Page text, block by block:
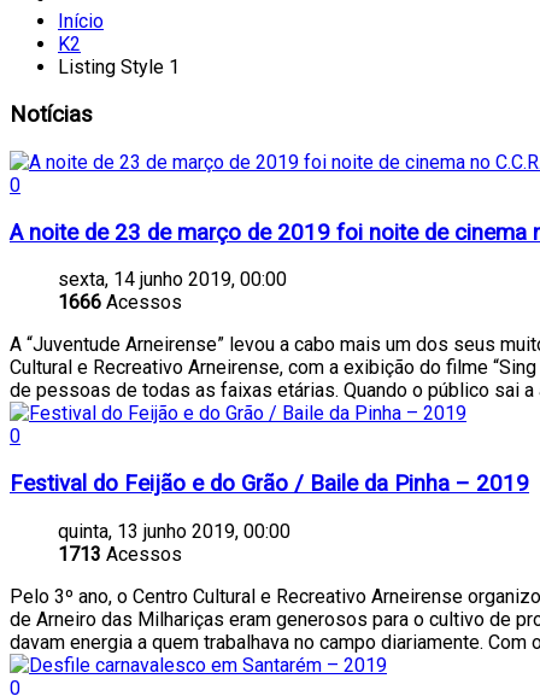
Início
K2
Listing Style 1
Notícias
0
A noite de 23 de março de 2019 foi noite de cinema
sexta, 14 junho 2019, 00:00
1666 Acessos
A “Juventude Arneirense” levou a cabo mais um dos seus
Cultural e Recreativo Arneirense, com a exibição do filme
de pessoas de todas as faixas etárias. Quando o público sai
0
Festival do Feijão e do Grão / Baile da Pinha – 2019
quinta, 13 junho 2019, 00:00
1713 Acessos
Pelo 3º ano, o Centro Cultural e Recreativo Arneirense
de Arneiro das Milhariças eram generosos para o cultivo de
davam energia a quem trabalhava no campo diariamente.
0